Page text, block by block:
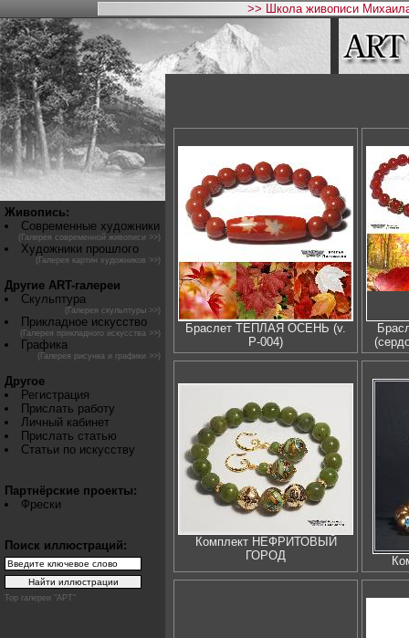
>> Школа живописи
Живопись:
Современные художники
(Галерея современной живописи >>)
Художники прошлого
(Галерея картин художников >>)
Другие ART-галереи
Скульптура
(Галерея скульптуры >>)
Прикладное искусство
(Галерея прикладного искусства >>)
Графика
(Галерея рисунка и графики >>)
Другое
Регистрация
Прислать работу
Личный кабинет
Прислать статью
Статьи по искусству
Партнёрские проекты:
Фрески
Поиск иллюстраций:
Top галереи "АРТ"
Браслет ТЕПЛАЯ ОСЕНЬ (v.
Р-004)
Комплект НЕФРИТОВЫЙ
ГОРОД